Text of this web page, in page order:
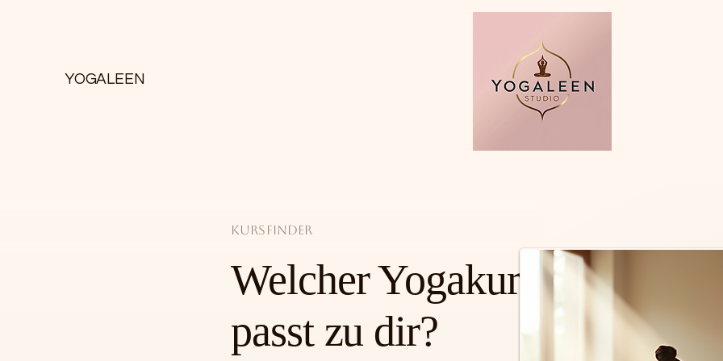
YOGALEEN
Kursfinder
Welcher Yogakurs
passt zu dir?